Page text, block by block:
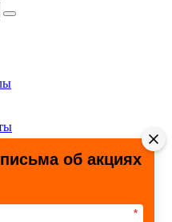
об акциях
*